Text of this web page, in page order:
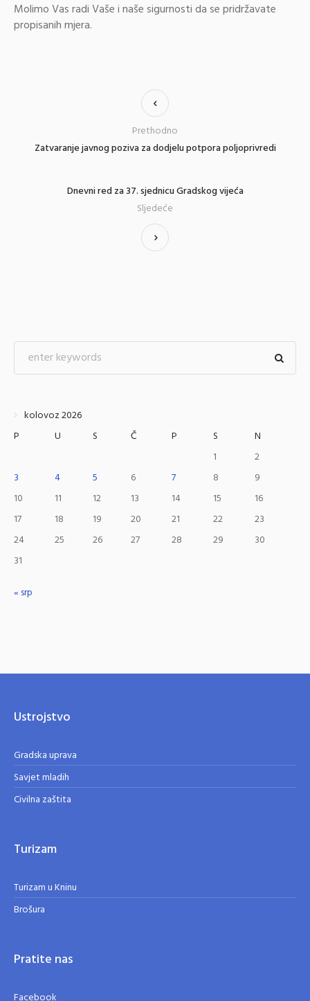
Molimo Vas radi Vaše i naše sigurnosti da se pridržavate
propisanih mjera.
Zatvaranje javnog poziva za dodjelu potpora poljoprivredi
Prethodno
Dnevni red za 37. sjednicu Gradskog vijeća
Sljedeće
kolovoz 2026
P
U S Č P S
N
1
2
3
4 5 6 7 8
9
10
11 12 13 14 15
16
17
18 19 20 21 22
23
24
25 26 27 28 29
30
31
« srp
Ustrojstvo
Gradska uprava
Savjet mladih
Civilna zaštita
Turizam
Turizam u Kninu
Brošura
Pratite nas